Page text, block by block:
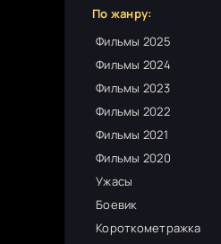
По жанру:
Фильмы 2025
Фильмы 2024
Фильмы 2023
Фильмы 2022
Фильмы 2021
Фильмы 2020
Ужасы
Боевик
Короткометражка